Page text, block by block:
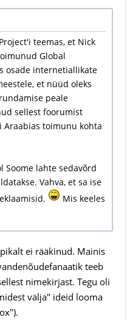
teemas, et Nick
Global
osade internetiallikate
et nüüd oleks
peale
sellest foorumist
Araabias toimunu kohta
Soome lahte sedavõrd
Vahva, et sa ise
Mis keeles
ei rääkinud. Mainis
teeb
nimekirjast. Tegu oli
välja" ideid looma